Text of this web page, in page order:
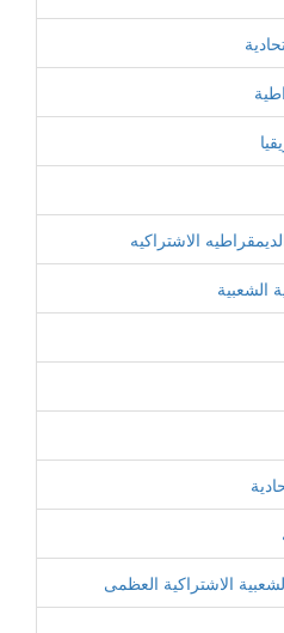
الاشتراكيه
الشعبية
الاشتراكية العظمى